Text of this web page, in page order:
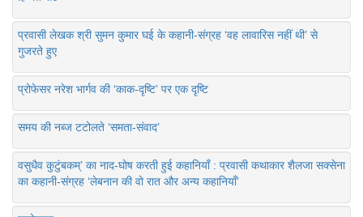
प्रवासी लेखक श्री सुमन कुमार घई के कहानी-संग्रह ‘वह लावारिस नहीं थी’ से
गुजरते हुए
प्रोफेसर नरेश भार्गव की ‘काक-दृष्टि’ पर एक दृष्टि
समय की नब्ज टटोलते ‘समता-संवाद’
वसुधैव कुटुंबकम्’ का नाद-घोष करती हुई कहानियाँ : प्रवासी कथाकार शैलजा सक्सेना
का कहानी-संग्रह ‘लेबनान की वो रात और अन्य कहानियाँ’